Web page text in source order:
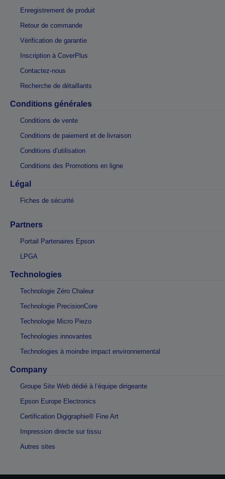
Enregistrement de produit
Retour de commande
Vérification de garantie
Inscription à CoverPlus
Contactez-nous
Recherche de détaillants
Conditions générales
Conditions de vente
Conditions de paiement et de livraison
Conditions d’utilisation
Conditions des Promotions en ligne
Légal
Fiches de sécurité
Partners
Portail Partenaires Epson
LPGA
Technologies
Technologie Zéro Chaleur
Technologie PrecisionCore
Technologie Micro Piezo
Technologies innovantes
Technologies à moindre impact environnemental
Company
Groupe Site Web dédié à l’équipe dirigeante
Epson Europe Electronics
Certification Digigraphie® Fine Art
Impression directe sur tissu
Autres sites